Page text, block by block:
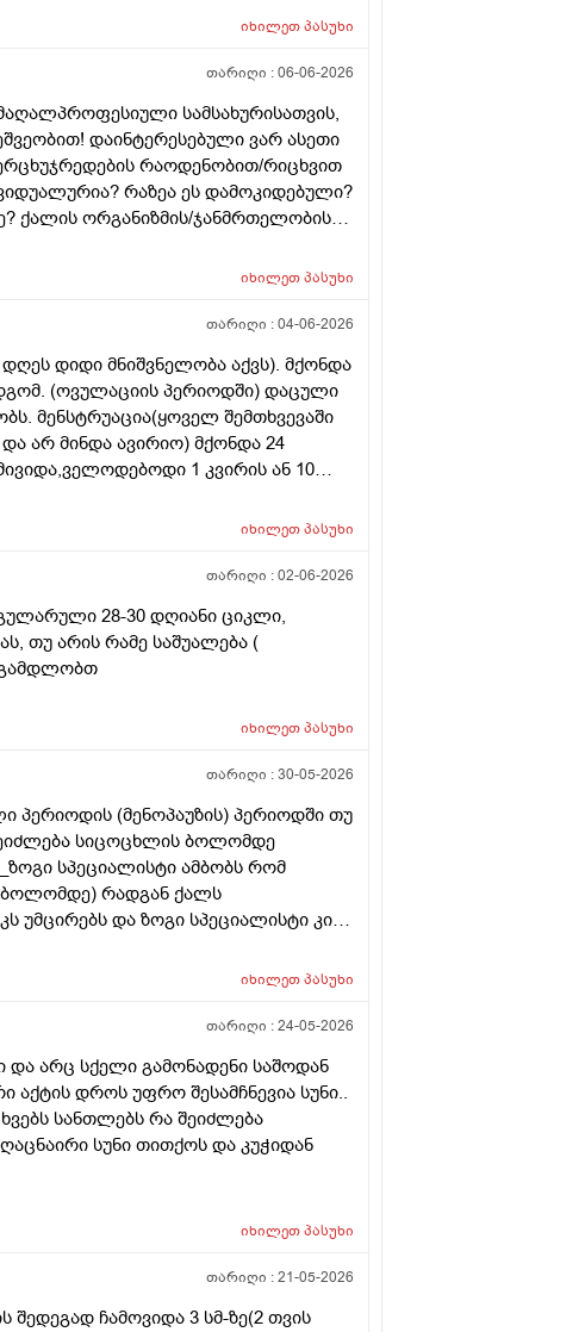
იხილეთპასუხი
თარიღი :06-06-2026
სამსახურისათვის,
დაინტერესებული ვარ ასეთი
რაოდენობით/რიცხვით
რაზეა ეს დამოკიდებული?
ქალის ორგანიზმის/ჯანმრთელობის
და ზოგს კი მცირე? მადლობთ!იხილეთპასუხი
თარიღი :04-06-2026
დიდი მნიშვნელობა აქვს). მქონდა
(ოვულაციის პერიოდში) დაცული
მენსტრუაცია(ყოველ შემთხვევაში
არ მინდა ავირიო) მქონდა 24
1 კვირის ან 10
დღე მქონდა. ახლა მენტრუაციას
და იქ ვარ 10 საათის სავალი),
განმეორებით ტესტს? მენტრუაცია
იხილეთპასუხი
თარიღი :02-06-2026
28-30 დღიანი ციკლი,
თუ არის რამე საშუალება (
გამდლობთ
იხილეთპასუხი
თარიღი :30-05-2026
პერიოდის (მენოპაუზის) პერიოდში თუ
სიცოცხლის ბოლომდე
სპეციალისტი ამბობს რომ
ბოლომდე) რადგან ქალს
უმცირებს და ზოგი სპეციალისტი კი
გულისხმიერებისთვის!იხილეთპასუხი
თარიღი :24-05-2026
არც სქელი გამონადენი საშოდან
აქტის დროს უფრო შესამჩნევია სუნი..
სანთლებს რა შეიძლება
სუნი თითქოს და კუჭიდან
იხილეთპასუხი
თარიღი :21-05-2026
შედეგად ჩამოვიდა 3 სმ-ზე(2 თვის